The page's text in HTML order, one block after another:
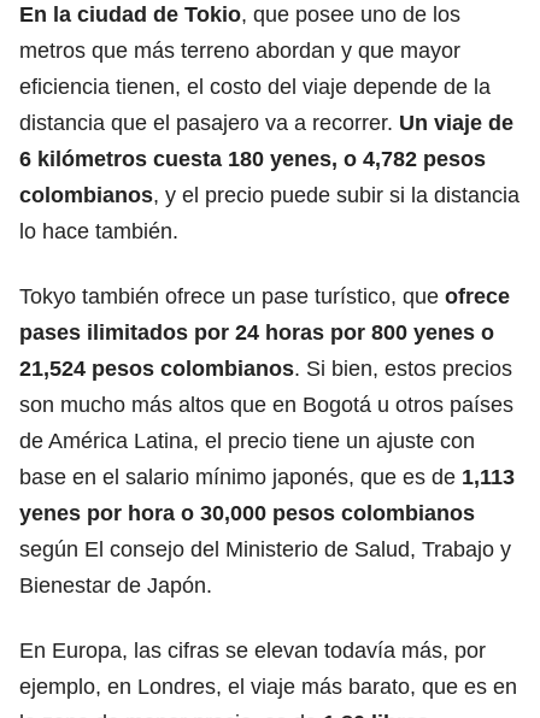
En la ciudad de Tokio, que posee uno de los
metros que más terreno abordan y que mayor
eficiencia tienen, el costo del viaje depende de la
distancia que el pasajero va a recorrer. Un viaje de
6 kilómetros cuesta 180 yenes, o 4,782 pesos
colombianos, y el precio puede subir si la distancia
lo hace también.
Tokyo también ofrece un pase turístico, que ofrece
pases ilimitados por 24 horas por 800 yenes o
21,524 pesos colombianos. Si bien, estos precios
son mucho más altos que en Bogotá u otros países
de América Latina, el precio tiene un ajuste con
base en el salario mínimo japonés, que es de 1,113
yenes por hora o 30,000 pesos colombianos
según El consejo del Ministerio de Salud, Trabajo y
Bienestar de Japón.
En Europa, las cifras se elevan todavía más, por
ejemplo, en Londres, el viaje más barato, que es en